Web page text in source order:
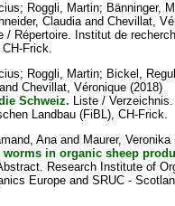
; Roggli, Martin; Bänninger,
ClaudiaandChevillat,
/ Répertoire. Institut de
Frick.
; Roggli, Martin; Bickel,
Chevillat, Véronique (2018)
Schweiz. Liste / Verzeichnis.
Landbau (FiBL), CH-Frick.
Anaand Maurer, Veronika
in organic sheep
Research Institute of
Europe and SRUC -